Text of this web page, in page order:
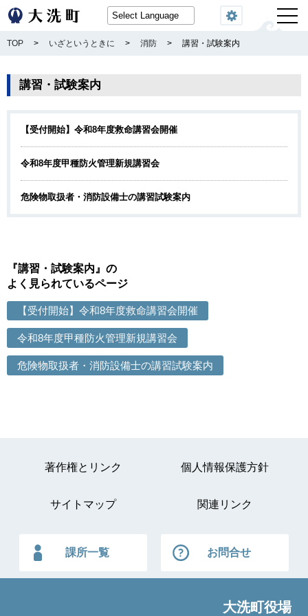
閲覧機能
TOP > いざというときに > 消防 > 講習・試験案内
講習・試験案内
【受付開始】令和8年度救命講習会開催
令和8年度甲種防火管理新規講習会
危険物取扱者・消防設備士の講習試験案内
『講習・試験案内』の
よく見られているページ
【受付開始】令和8年度救命講習会開催
令和8年度甲種防火管理新規講習会
危険物取扱者・消防設備士の講習試験案内
著作権とリンク 個人情報保護方針
サイトマップ 関連リンク
課所一覧 お問合せ
大洗町役場